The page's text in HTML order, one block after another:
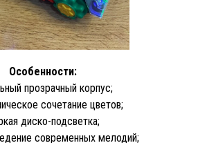
Особенности:
прозрачный корпус;
сочетание цветов;
диско-подсветка;
современных мелодий;